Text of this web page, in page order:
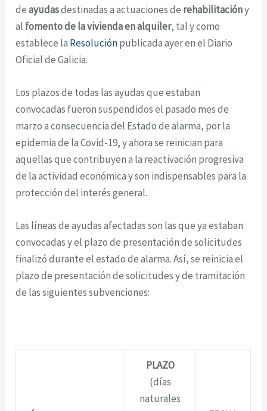
deayudasdestinadas a actuaciones de rehabilitacióny
al fomento de la vivienda en alquiler, tal y como
establece la Resoluciónpublicada ayer en el Diario
Oficial de Galicia.
Los plazos de todas las ayudas que estaban
convocadas fueron suspendidos el pasado mes de
marzo a consecuencia del Estado de alarma, por la
epidemia de la Covid-19, y ahora se reinician para
aquellas que contribuyen a la reactivación progresiva
de la actividad económica y son indispensables para la
protección del interés general.
Las líneas de ayudas afectadas son las que ya estaban
convocadas y el plazo de presentación de solicitudes
finalizó durante el estado de alarma. Así, se reinicia el
plazo de presentación de solicitudes y de tramitación
de las siguientes subvenciones:
PLAZO
(días
naturales